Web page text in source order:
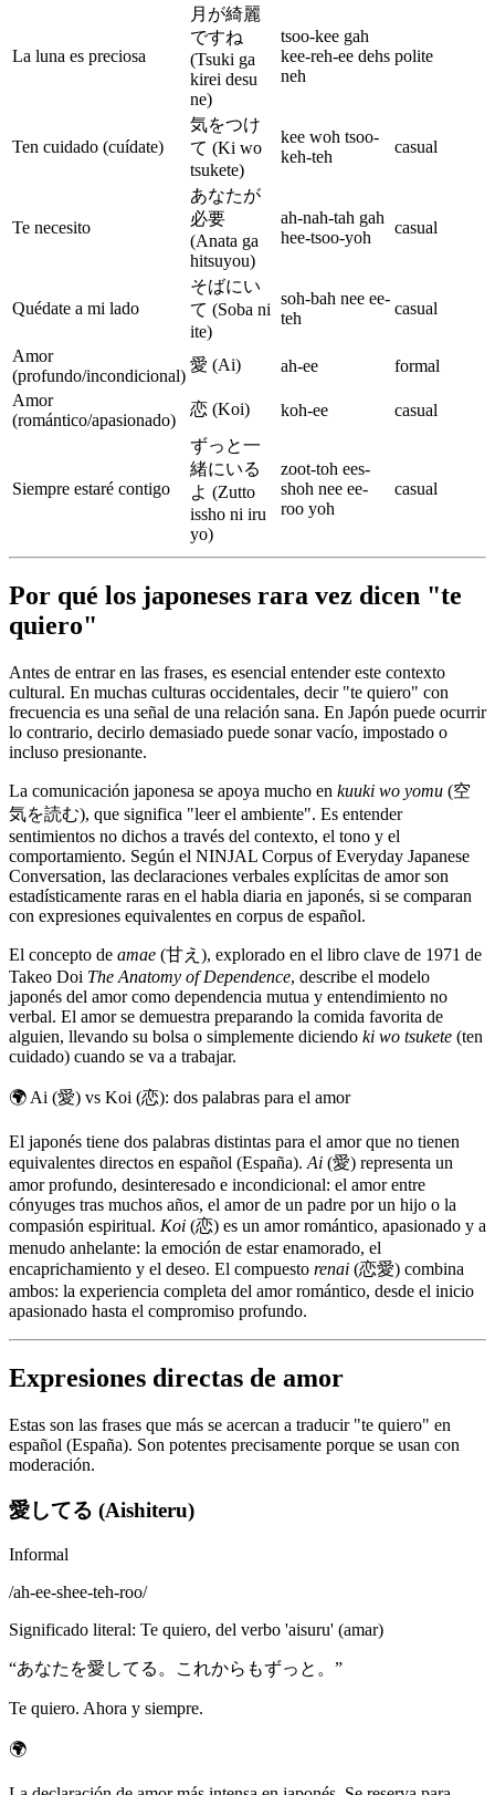
La luna es preciosa
月が綺麗
ですね
(Tsuki ga
kirei desu
ne)
tsoo-kee gah
kee-reh-ee dehs
neh
polite
Ten cuidado (cuídate)
気をつけ
て (Ki wo
tsukete)
kee woh tsoo-
keh-teh
casual
Te necesito
あなたが
必要
(Anata ga
hitsuyou)
ah-nah-tah gah
hee-tsoo-yoh
casual
Quédate a mi lado
そばにい
て (Soba ni
ite)
soh-bah nee ee-
teh
casual
Amor
(profundo/incondicional)
愛 (Ai) ah-ee
formal
Amor
(romántico/apasionado)
恋 (Koi) koh-ee casual
Siempre estaré contigo
ずっと一
緒にいる
よ (Zutto
issho ni iru
yo)
zoot-toh ees-
shoh nee ee-
roo yoh
casual
Por qué los japoneses rara vez dicen "te
quiero"
Antes de entrar en las frases, es esencial entender este contexto
cultural. En muchas culturas occidentales, decir "te quiero" con
frecuencia es una señal de una relación sana. En Japón puede ocurrir
lo contrario, decirlo demasiado puede sonar vacío, impostado o
incluso presionante.
La comunicación japonesa se apoya mucho en kuuki wo yomu (空
気を読む), que significa "leer el ambiente". Es entender
sentimientos no dichos a través del contexto, el tono y el
comportamiento. Según el NINJAL Corpus of Everyday Japanese
Conversation, las declaraciones verbales explícitas de amor son
estadísticamente raras en el habla diaria en japonés, si se comparan
con expresiones equivalentes en corpus de español.
El concepto de amae (甘え), explorado en el libro clave de 1971 de
Takeo Doi The Anatomy of Dependence, describe el modelo
japonés del amor como dependencia mutua y entendimiento no
verbal. El amor se demuestra preparando la comida favorita de
alguien, llevando su bolsa o simplemente diciendo ki wo tsukete (ten
cuidado) cuando se va a trabajar.
🌍 Ai (愛) vs Koi (恋): dos palabras para el amor
El japonés tiene dos palabras distintas para el amor que no tienen
equivalentes directos en español (España). Ai (愛) representa un
amor profundo, desinteresado e incondicional: el amor entre
cónyuges tras muchos años, el amor de un padre por un hijo o la
compasión espiritual. Koi (恋) es un amor romántico, apasionado y a
menudo anhelante: la emoción de estar enamorado, el
encaprichamiento y el deseo. El compuesto renai (恋愛) combina
ambos: la experiencia completa del amor romántico, desde el inicio
apasionado hasta el compromiso profundo.
Expresiones directas de amor
Estas son las frases que más se acercan a traducir "te quiero" en
español (España). Son potentes precisamente porque se usan con
moderación.
愛してる (Aishiteru)
Informal
/ah-ee-shee-teh-roo/
Significado literal: Te quiero, del verbo 'aisuru' (amar)
“あなたを愛してる。これからもずっと。 ”
Te quiero. Ahora y siempre.
🌍